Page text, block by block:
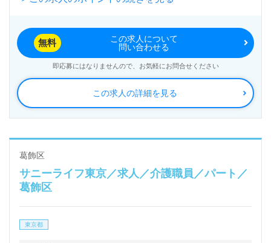
国に350拠点以上の有料老人ホーム、児童/学童領域で
事業展開されています。業界トップクラスの施設数を
誇り、ワンランク上の介護サービスをご提供。資格支
援制度や教育研修プログラムも充実。『入社してよか
った！』のお声も届く企業様です。
◎ご希望の働き方（扶養内、勤務日数、曜日）等、担
当コンサルタントへお伝えください◎
看護助手や介護職経験のある方はもちろん、これから
代層の職員様が活躍中！手厚いOJT/それぞれの成長
この求人の詳細を見る
無料
この求人について
問い合わせる
即応募にはなりませんので、お気軽にお問合せください
葛飾区
サニーライフ東京／求人／介護職員／パート／
葛飾区
東京都